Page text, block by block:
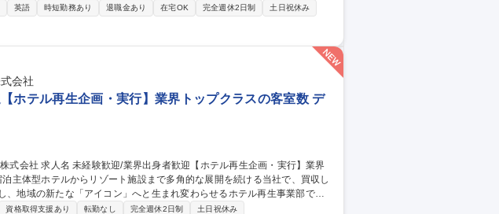
ン担当：プロモーション戦略の立案／実行／分析 募集職種 【カード
ケティング担当（アジア全域）
英語 時短勤務あり 退職金あり 在宅OK 完全週休2日制
土日祝休み
会社
ホテル再生企画・実行】業界トップクラスの客室数 デ
生企画・実行】業界
、地域の新たな「アイコン」へと生まれ変わらせるホテル再生事業部での
資格取得支援あり 転勤なし 完全週休2日制 土日祝休み